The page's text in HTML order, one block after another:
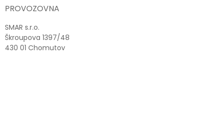
PROVOZOVNA
SMAR s.r.o.
Škroupova 1397/48
430 01 Chomutov